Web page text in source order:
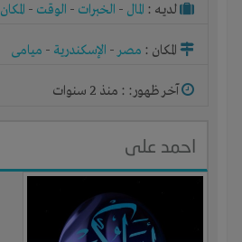
لديـه : المال - الخبرات - الوقت - المكان
المكان : مصر- الإسكندرية - ميامى
آخر ظهور: : منذ 2 سنوات
احمد على